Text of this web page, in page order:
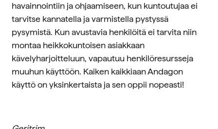
havainnointiin ja ohjaamiseen, kun kuntoutujaa ei
tarvitse kannatella ja varmistella pystyssä
pysymistä. Kun avustavia henkilöitä ei tarvita niin
montaa heikkokuntoisen asiakkaan
kävelyharjoitteluun, vapautuu henkilöresursseja
muuhun käyttöön. Kaiken kaikkiaan Andagon
käyttö on yksinkertaista ja sen oppii nopeasti!